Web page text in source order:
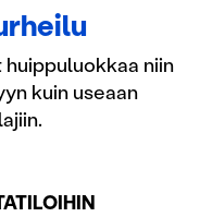
niin
kuin useaan